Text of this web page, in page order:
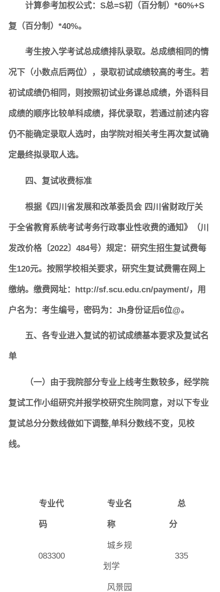
计算参考加权公式：S总=S初（百分制）*60%+S
复（百分制）*40%。
考生按入学考试总成绩排队录取。总成绩相同的情
况下（小数点后两位），录取初试成绩较高的考生。若
初试成绩仍相同，则按照初试业务课总成绩，外语科目
成绩的顺序比较单科成绩，择优录取，若通过前述内容
仍不能确定录取人选时，由学院对相关考生再次复试确
定最终拟录取人选。
四、复试收费标准
根据《四川省发展和改革委员会 四川省财政厅关
于全省教育系统考试考务行政事业性收费的通知》（川
发改价格〔2022〕484号）规定：研究生招生复试费每
生120元。按照学校相关要求，研究生复试费需在网上
缴纳。缴费网址：http://sf.scu.edu.cn/payment/，用
户名为：考生编号，密码为：Jh身份证后6位@。
五、各专业进入复试的初试成绩基本要求及复试名
单
（一）由于我院部分专业上线考生数较多，经学院
复试工作小组研究并报学校研究生院同意，对以下专业
复试总分分数线做如下调整,单科分数线不变，见校
线。
专业代
码
专业名
称
总
分
083300
城乡规
划学
335
风景园